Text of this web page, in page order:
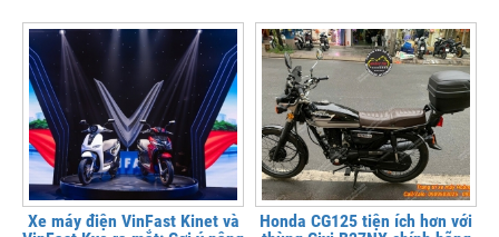
Xe máy điện VinFast Kinet và
Honda CG125 tiện ích hơn với